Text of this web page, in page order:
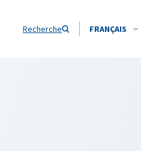
Recherche FRANÇAIS